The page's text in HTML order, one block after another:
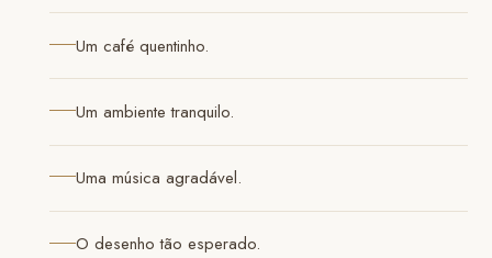
Um café quentinho.
Um ambiente tranquilo.
Uma música agradável.
O desenho tão esperado.